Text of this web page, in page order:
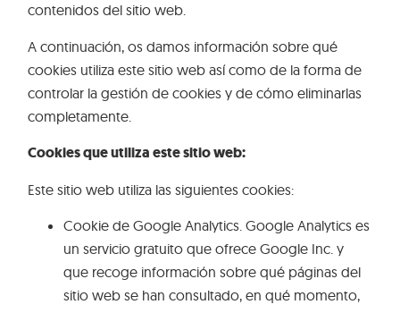
contenidos del sitio web.
A continuación, os damos información sobre qué
cookies utiliza este sitio web así como de la forma de
controlar la gestión de cookies y de cómo eliminarlas
completamente.
Cookies que utiliza este sitio web:
Este sitio web utiliza las siguientes cookies:
Cookie de Google Analytics. Google Analytics es
un servicio gratuito que ofrece Google Inc. y
que recoge información sobre qué páginas del
sitio web se han consultado, en qué momento,